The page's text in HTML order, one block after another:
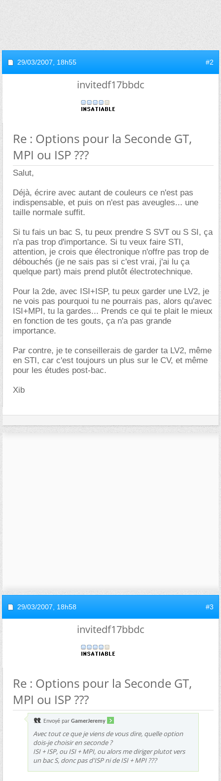
29/03/2007, 18h55 #2
invitedf17bbdc
Re : Options pour la Seconde GT,
MPI ou ISP ???
Salut,
Déjà, écrire avec autant de couleurs ce n'est pas
indispensable, et puis on n'est pas aveugles... une
taille normale suffit.
Si tu fais un bac S, tu peux prendre S SVT ou S SI, ça
n'a pas trop d'importance. Si tu veux faire STI,
attention, je crois que électronique n'offre pas trop de
débouchés (je ne sais pas si c'est vrai, j'ai lu ça
quelque part) mais prend plutôt électrotechnique.
Pour la 2de, avec ISI+ISP, tu peux garder une LV2, je
ne vois pas pourquoi tu ne pourrais pas, alors qu'avec
ISI+MPI, tu la gardes... Prends ce qui te plait le mieux
en fonction de tes gouts, ça n'a pas grande
importance.
Par contre, je te conseillerais de garder ta LV2, même
en STI, car c'est toujours un plus sur le CV, et même
pour les études post-bac.
Xib
29/03/2007, 18h58 #3
invitedf17bbdc
Re : Options pour la Seconde GT,
MPI ou ISP ???
Envoyé par GamerJeremy
Avec tout ce que je viens de vous dire, quelle option
dois-je choisir en seconde ?
ISI + ISP, ou ISI + MPI, ou alors me diriger plutot vers
un bac S, donc pas d'ISP ni de ISI + MPI ???